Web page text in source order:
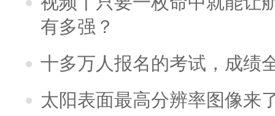
有多强？
十多万人报名的考试，成绩
太阳表面最高分辨率图像来